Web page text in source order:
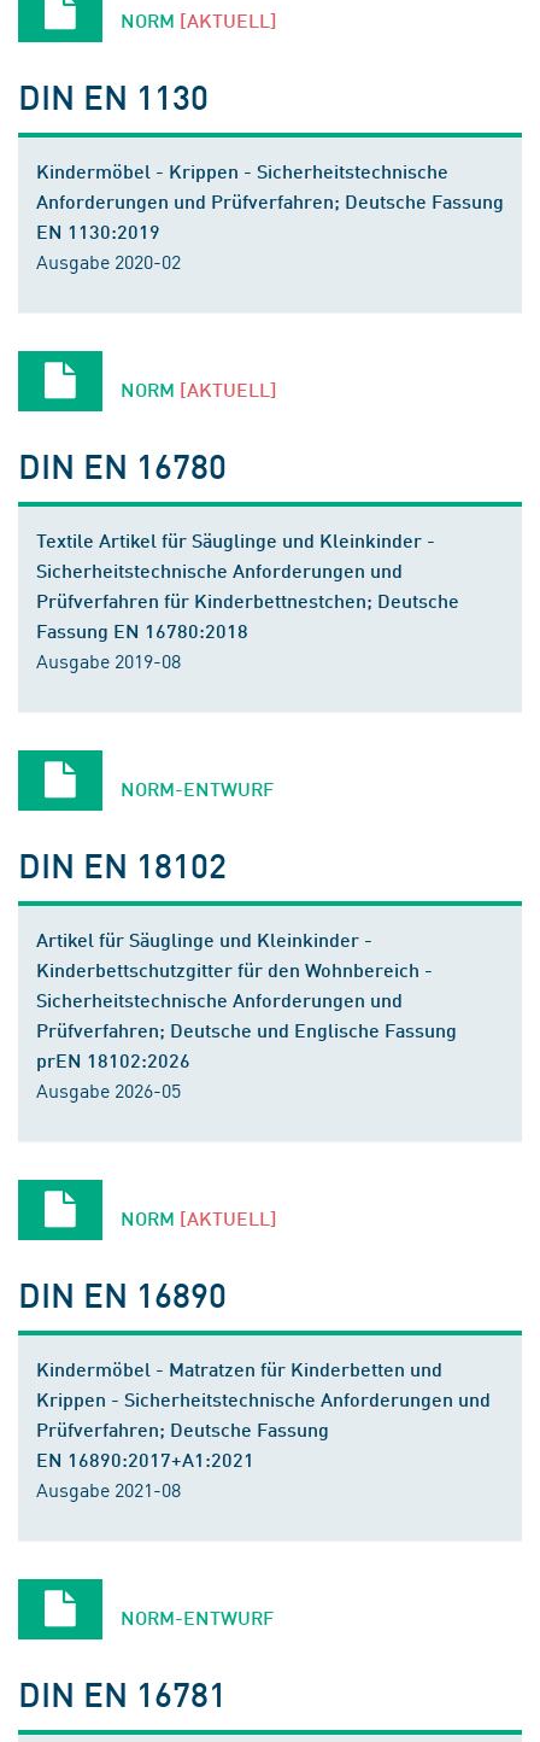
NORM [AKTUELL]
DIN EN 1130
Kindermöbel - Krippen - Sicherheitstechnische
Anforderungen und Prüfverfahren; Deutsche Fassung
EN 1130:2019
Ausgabe 2020-02
NORM [AKTUELL]
DIN EN 16780
Textile Artikel für Säuglinge und Kleinkinder -
Sicherheitstechnische Anforderungen und
Prüfverfahren für Kinderbettnestchen; Deutsche
Fassung EN 16780:2018
Ausgabe 2019-08
NORM-ENTWURF
DIN EN 18102
Artikel für Säuglinge und Kleinkinder -
Kinderbettschutzgitter für den Wohnbereich -
Sicherheitstechnische Anforderungen und
Prüfverfahren; Deutsche und Englische Fassung
prEN 18102:2026
Ausgabe 2026-05
NORM [AKTUELL]
DIN EN 16890
Kindermöbel - Matratzen für Kinderbetten und
Krippen - Sicherheitstechnische Anforderungen und
Prüfverfahren; Deutsche Fassung
EN 16890:2017+A1:2021
Ausgabe 2021-08
NORM-ENTWURF
DIN EN 16781